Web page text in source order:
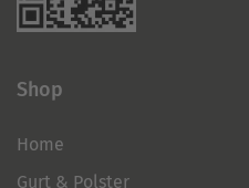
Shop
Home
Gurt & Polster